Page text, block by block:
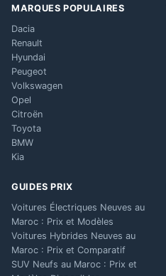
MARQUES POPULAIRES
Dacia
Renault
Hyundai
Peugeot
Volkswagen
Opel
Citroën
Toyota
BMW
Kia
GUIDES PRIX
Voitures Électriques Neuves au
Maroc : Prix et Modèles
Voitures Hybrides Neuves au
Maroc : Prix et Comparatif
SUV Neufs au Maroc : Prix et